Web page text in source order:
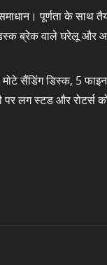
पूर्णता के साथ
ब्रेक वाले घरेलू और
मोटे सैंडिंग डिस्क, 5
पर लग स्टड और रोटर्स